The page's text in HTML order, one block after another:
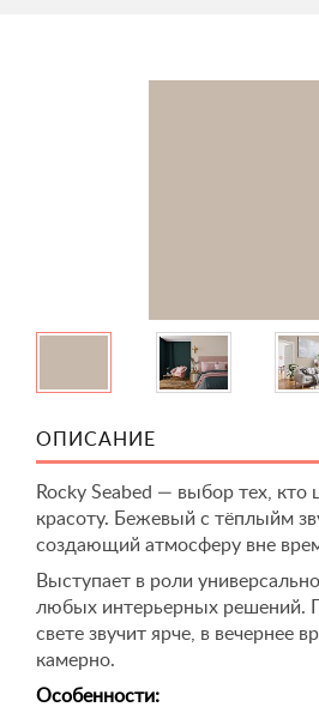
ОПИСАНИЕ
Rocky Seabed — выбор тех, кто
красоту. Бежевый с тёплыйм
создающий атмосферу вне
Выступает в роли
любых интерьерных решений.
свете звучит ярче, в вечернее
камерно.
Особенности: